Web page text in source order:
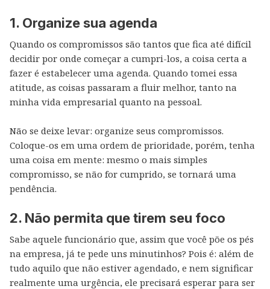
1. Organize sua agenda
Quando os compromissos são tantos que fica até difícil
decidir por onde começar a cumpri-los, a coisa certa a
fazer é estabelecer uma agenda. Quando tomei essa
atitude, as coisas passaram a fluir melhor, tanto na
minha vida empresarial quanto na pessoal.
Não se deixe levar: organize seus compromissos.
Coloque-os em uma ordem de prioridade, porém, tenha
uma coisa em mente: mesmo o mais simples
compromisso, se não for cumprido, se tornará uma
pendência.
2. Não permita que tirem seu foco
Sabe aquele funcionário que, assim que você põe os pés
na empresa, já te pede uns minutinhos? Pois é: além de
tudo aquilo que não estiver agendado, e nem significar
realmente uma urgência, ele precisará esperar para ser